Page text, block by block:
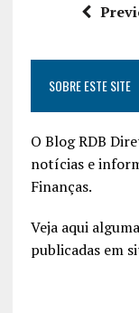
SOBRE ESTE SITE
O Blog RDB
notícias e
Finanças.
Veja aqui
publicadas em